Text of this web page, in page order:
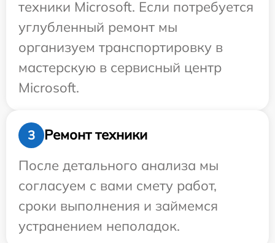
техники Microsoft. Если потребуется
углубленный ремонт мы
организуем транспортировку в
мастерскую в сервисный центр
Microsoft.
3
Ремонт техники
После детального анализа мы
согласуем с вами смету работ,
сроки выполнения и займемся
устранением неполадок.